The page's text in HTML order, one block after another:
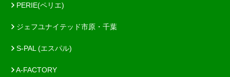
PERIE(ペリエ)
ジェフユナイテッド市原・千葉
S-PAL (エスパル)
A-FACTORY